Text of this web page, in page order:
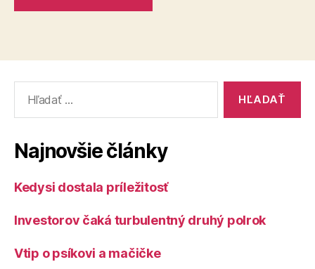
Najnovšie články
Kedysi dostala príležitosť
Investorov čaká turbulentný druhý polrok
Vtip o psíkovi a mačičke